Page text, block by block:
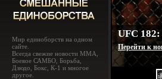
Мир единоборств на одном
сайте.
Всегда свежие новости MMA,
Боевое САМБО, Борьба,
Дзюдо, Бокс, К-1 и многое
другое.
UFC
Перейти к